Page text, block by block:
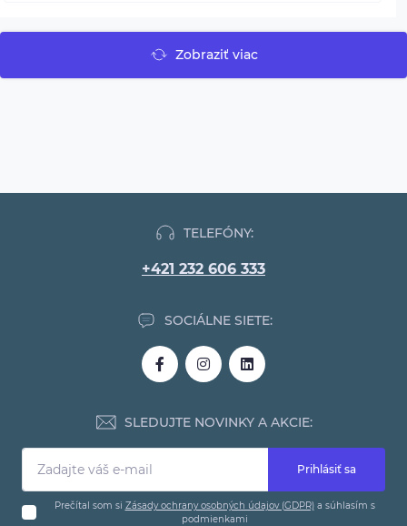
Zobraziť viac
TELEFÓNY:
+421 232 606 333
SOCIÁLNE SIETE:
SLEDUJTE NOVINKY A AKCIE:
Prihlásiť sa
Prečítal som si Zásady ochrany osobných údajov (GDPR)a súhlasím s
podmienkami